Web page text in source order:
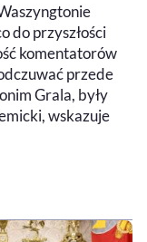
do przyszłości
komentatorów
przede
Grala, były
wskazuje